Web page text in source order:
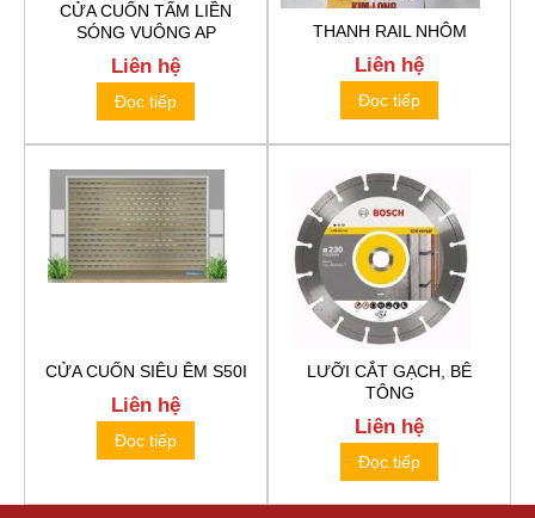
CỬA CUỐN TẤM LIỀN
SÓNG VUÔNG AP
Liên hệ
Đọc tiếp
THANH RAIL NHÔM
Liên hệ
Đọc tiếp
CỬA CUỐN SIÊU ÊM S50I
Liên hệ
Đọc tiếp
LƯỠI CẮT GẠCH, BÊ
TÔNG
Liên hệ
Đọc tiếp